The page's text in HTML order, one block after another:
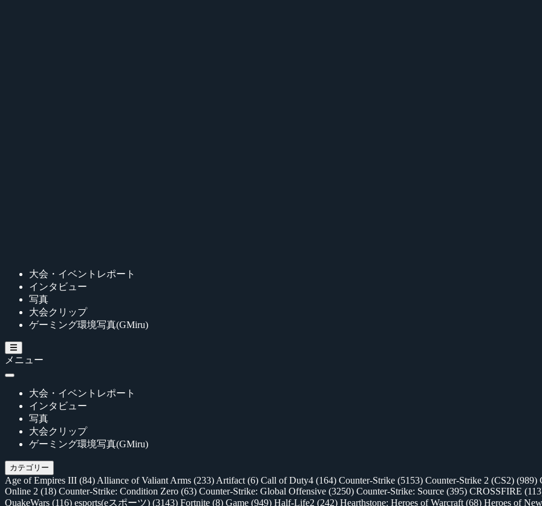
大会・イベントレポート
インタビュー
写真
大会クリップ
ゲーミング環境写真(GMiru)
メニュー
大会・イベントレポート
インタビュー
写真
大会クリップ
ゲーミング環境写真(GMiru)
カテゴリー
Age of Empires III (84) Alliance of Valiant Arms (233) Artifact (6) Call of Duty4 (164) Counter-Strike (5153) Counter-Strike 2 (CS2) (989)
Online 2 (18) Counter-Strike: Condition Zero (63) Counter-Strike: Global Offensive (3250) Counter-Strike: Source (395) CROSSFIRE
QuakeWars (116) esports(eスポーツ) (3143) Fortnite (8) Game (949) Half-Life2 (242) Hearthstone: Heroes of Warcraft (68) Heroes of